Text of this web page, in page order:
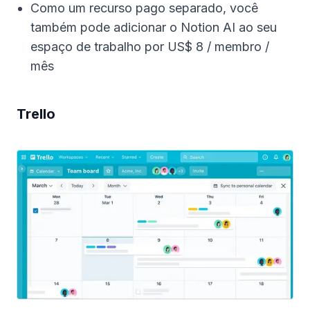
Como um recurso pago separado, você
também pode adicionar o Notion AI ao seu
espaço de trabalho por US$ 8 / membro /
mês
Trello